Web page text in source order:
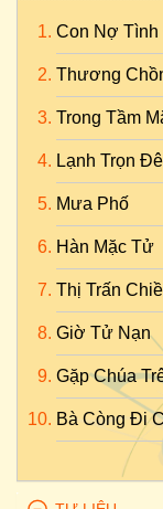
Con Nợ Tình
Thương
Trong Tầm
Lạnh Trọn
Mưa Phố
Hàn Mặc Tử
Thị Trấn
Giờ Tử Nạn
Gặp Chúa
Bà Còng Đi